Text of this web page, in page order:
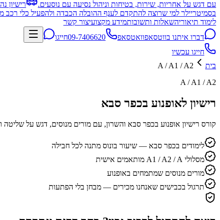
עם דגש על אחריות, שירות, בטיחות וניהול נסיעה עם נוסעים.
רישיון
בסמיטריילר למי שרוצה להתקדם לענף ההובלה הכבדה ולהפעיל כלי רכב
לימוד תיאוריהשאלות ותשובותמידע מקצועיצור קשר
דברו איתנו בווטסאפוואטסאפ 09-7406620חייגו
חייגו עכשיו
בית
A / A1 / A2
A / A1 / A2
רישיון לאופנוע בכפר סבא
קורס רישיון אופנוע בכפר סבא והשרון, עם מורים מנוסים, דגש על שליטה
לימודים בכפר סבא — שיעור בונוס מתנה לכל חבילה
מסלולי A1 / A2 / A מותאמים אישית
מורים מנוסים שמתמחים באופנוע
תרגול בכבישים שאנחנו מכירים — מבחן בלי הפתעות